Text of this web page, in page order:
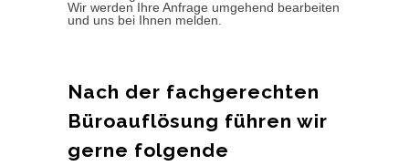
Wir werden Ihre Anfrage umgehend bearbeiten
und uns bei Ihnen melden.
Nach der fachgerechten
Büroauflösung führen wir
gerne folgende